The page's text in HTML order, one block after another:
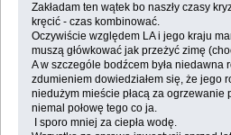
Zakładam ten wątek bo naszły czasy
kręcić - czas kombinować.
Oczywiście względem LA i jego kraju
muszą główkować jak przeżyć zimę
A w szczególe bodźcem była niedawna
zdumieniem dowiedziałem się, że jego
niedużym mieście płacą za
niemal połowę tego co ja.
I sporo mniej za ciepła wodę.